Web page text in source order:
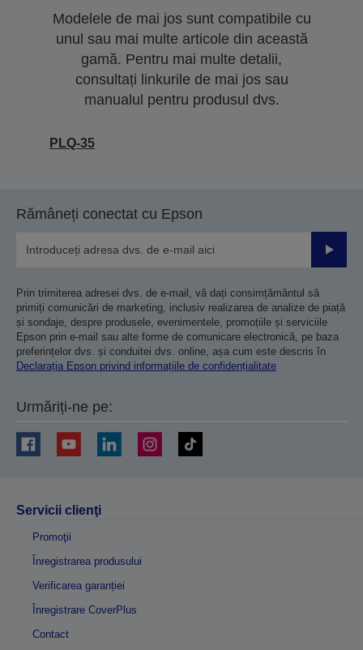
Modelele de mai jos sunt compatibile cu
unul sau mai multe articole din această
gamă. Pentru mai multe detalii,
consultați linkurile de mai jos sau
manualul pentru produsul dvs.
PLQ-35
Rămâneți conectat cu Epson
Prin trimiterea adresei dvs. de e-mail, vă dați consimțământul să
primiți comunicări de marketing, inclusiv realizarea de analize de piață
și sondaje, despre produsele, evenimentele, promoțiile și serviciile
Epson prin e-mail sau alte forme de comunicare electronică, pe baza
preferințelor dvs. și conduitei dvs. online, așa cum este descris în
Declarația Epson privind informațiile de confidențialitate
Urmăriți-ne pe:
Servicii clienţi
Promoţii
Înregistrarea produsului
Verificarea garanției
Înregistrare CoverPlus
Contact